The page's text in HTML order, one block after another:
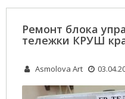
Ремонт блока
тележки КРУШ
Asmolova Art